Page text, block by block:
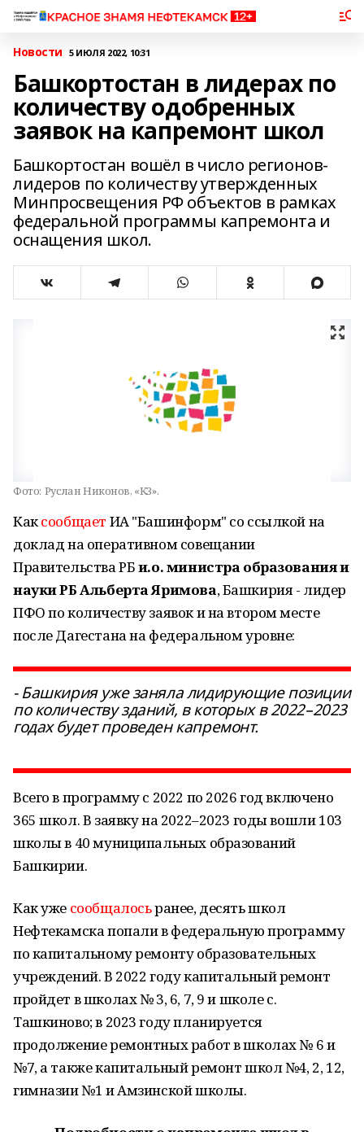
Новости 5 ИЮЛЯ 2022, 10:31
Башкортостан в лидерах по
количеству одобренных
заявок на капремонт школ
Башкортостан вошёл в число регионов-
лидеров по количеству утвержденных
Минпросвещения РФ объектов в рамках
федеральной программы капремонта и
оснащения школ.
Фото: Руслан Никонов, «КЗ».
Каксообщает ИА "Башинформ" со ссылкой на
доклад на оперативном совещании
Правительства РБи.о. министра образования и
науки РБ Альберта Яримова, Башкирия - лидер
ПФО по количеству заявок и на втором месте
после Дагестана на федеральном уровне:
- Башкирия уже заняла лидирующие позиции
по количеству зданий, в которых в 2022–2023
годах будет проведен капремонт.
Всего в программу с 2022 по 2026 год включено
365 школ. В заявку на 2022–2023 годы вошли 103
школы в 40 муниципальных образований
Башкирии.
Как уже сообщалосьранее, десять школ
Нефтекамска попали в федеральную программу
по капитальному ремонту образовательных
учреждений. В 2022 году капитальный ремонт
пройдет в школах № 3, 6, 7, 9 и школе с.
Ташкиново; в 2023 году планируется
продолжение ремонтных работ в школах № 6 и
№7, а также капитальный ремонт школ №4, 2, 12,
гимназии №1 и Амзинской школы.